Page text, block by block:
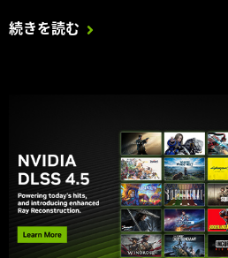
が公開され、RTX および DGX エコ
続きを読む